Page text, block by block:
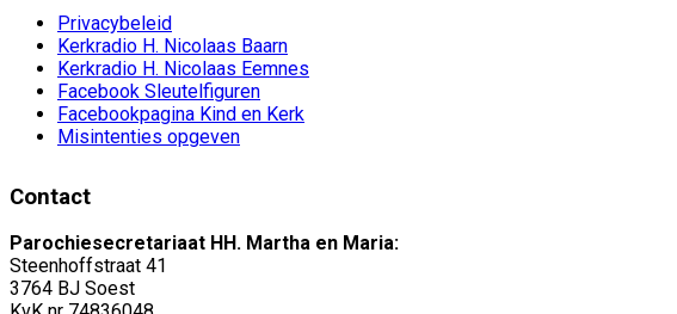
Privacybeleid
Kerkradio H. Nicolaas Baarn
Kerkradio H. Nicolaas Eemnes
Facebook Sleutelfiguren
Facebookpagina Kind en Kerk
Misintenties opgeven
Contact
Parochiesecretariaat HH. Martha en Maria:
Steenhoffstraat 41
3764 BJ Soest